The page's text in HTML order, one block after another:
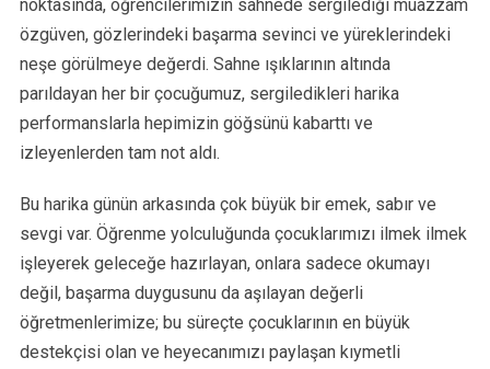
noktasında, öğrencilerimizin sahnede sergilediği muazzam
özgüven, gözlerindeki başarma sevinci ve yüreklerindeki
neşe görülmeye değerdi. Sahne ışıklarının altında
parıldayan her bir çocuğumuz, sergiledikleri harika
performanslarla hepimizin göğsünü kabarttı ve
izleyenlerden tam not aldı.
Bu harika günün arkasında çok büyük bir emek, sabır ve
sevgi var. Öğrenme yolculuğunda çocuklarımızı ilmek ilmek
işleyerek geleceğe hazırlayan, onlara sadece okumayı
değil, başarma duygusunu da aşılayan değerli
öğretmenlerimize; bu süreçte çocuklarının en büyük
destekçisi olan ve heyecanımızı paylaşan kıymetli